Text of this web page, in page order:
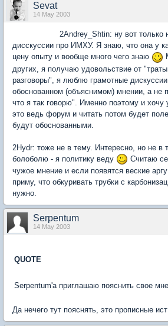
Sevat
14 May 2003
2Andrey_Shtin: ну вот только не
дисскуссии про ИМХУ. Я знаю, что она у
цену опыту и вообще много чего знаю
других, я получаю удовольствие от
разговоры", я люблю грамотные
обоснованном (объяснимом) мнении, а не
что я так говорю". Именно поэтому и
это ведь форум и читать потом будет
будут обоснованными.
2Hydr: тоже не в тему. Интересно, но не в
болоболю - я политику веду
Считаю
чужое мнение и если появятся веские
приму, что обкуривать трубки с
нужно.
Serpentum
14 May 2003
QUOTE
Serpentum'а приглашаю пояснить свое
Да нечего тут пояснять, это